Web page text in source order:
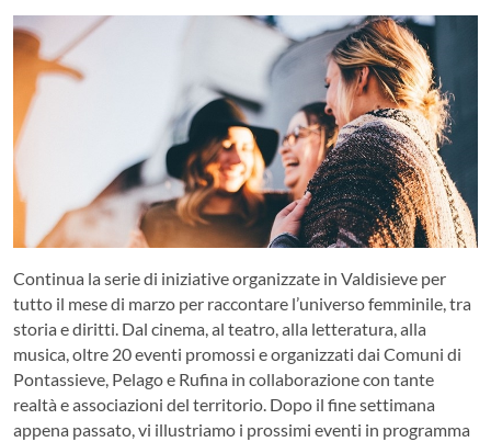
Continua la serie di iniziative organizzate in Valdisieve per
tutto il mese di marzo per raccontare l’universo femminile, tra
storia e diritti. Dal cinema, al teatro, alla letteratura, alla
musica, oltre 20 eventi promossi e organizzati dai Comuni di
Pontassieve, Pelago e Rufina in collaborazione con tante
realtà e associazioni del territorio. Dopo il fine settimana
appena passato, vi illustriamo i prossimi eventi in programma